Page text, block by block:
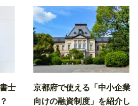
士
京都府で使える「中小企業
向けの融資制度」を紹介し